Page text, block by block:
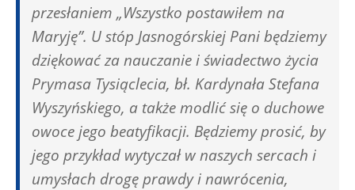
przesłaniem „Wszystko postawiłem na
Maryję”. U stóp Jasnogórskiej Pani będziemy
dziękować za nauczanie i świadectwo życia
Prymasa Tysiąclecia, bł. Kardynała Stefana
Wyszyńskiego, a także modlić się o duchowe
owoce jego beatyfikacji. Będziemy prosić, by
jego przykład wytyczał w naszych sercach i
umysłach drogę prawdy i nawrócenia,